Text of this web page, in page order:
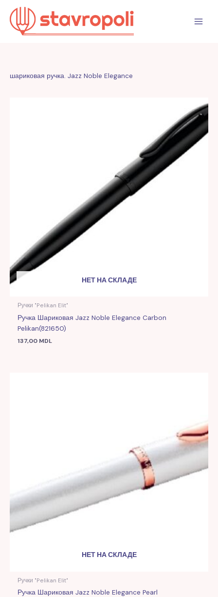
Перейти
содержимому
шариковая ручка. Jazz Noble Elegance
НЕТ НА СКЛАДЕ
Ручки "Pelikan Elit"
Ручка Шариковая Jazz Noble Elegance Carbon
Pelikan(821650)
137,00 MDL
НЕТ НА СКЛАДЕ
Ручки "Pelikan Elit"
Ручка Шариковая Jazz Noble Elegance Pearl